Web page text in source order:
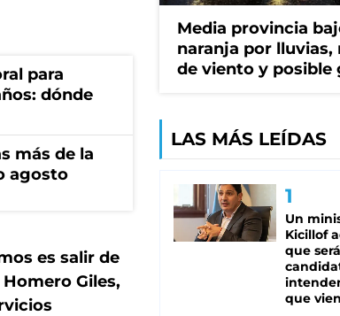
para
dónde
más de la
agosto
es salir de
Homero Giles,
Media provincia
naranja por lluvias,
de viento y posible
LAS MÁS LEÍDAS
Un
Kicillof
que será
que